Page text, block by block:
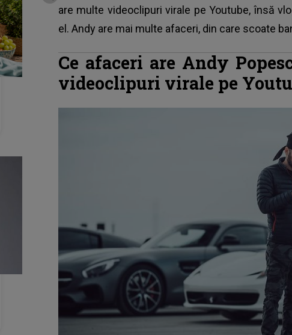
are multe videoclipuri virale pe Youtube, însă
el. Andy are mai multe afaceri, din care scoate
Ce afaceri are Andy
videoclipuri virale pe